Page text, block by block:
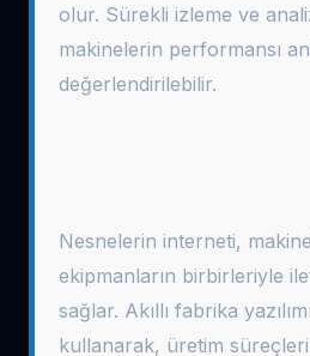
olur. Sürekli izleme ve
makinelerin performansı
değerlendirilebilir.
Nesnelerin interneti,
ekipmanların birbirleriyle
sağlar. Akıllı fabrika
kullanarak, üretim